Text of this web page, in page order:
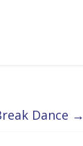
Dance →